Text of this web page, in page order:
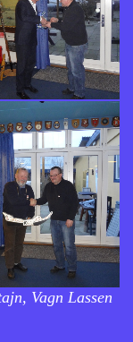
Vagn Lassen